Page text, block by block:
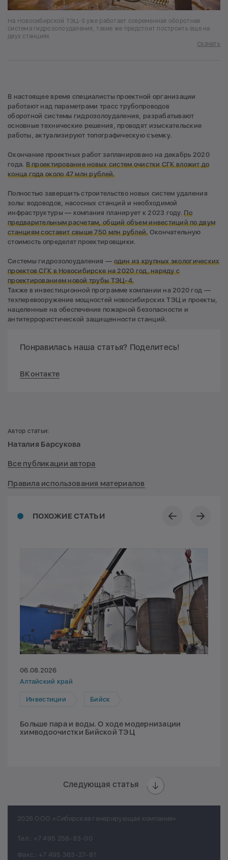
На Новосибирской ТЭЦ-5 уже работает современная оборотная
система гидрозолоудаления, такие же предстоит построить еще на
двух станциях
Скачать
В настоящее время специалисты проектной организации
работают над параметрами трасс трубопроводов
оборотной системы гидрозолоудаления, разрабатывают
основные технические решения, проводят изыскательские
работы, актуализируют топографическую съемку.
Окончание проектных работ запланировано на декабрь 2020
года. В проектирование новых систем очистки СГК вложит до
конца года около 47 млн рублей.
Полностью завершить строительство новых систем удаления
золы: водоводов, насосных станций и необходимой
инфраструктуры — компания планирует к 2023 году.По
предварительным расчетам, общий объем инвестиций по двум
станциям составит свыше 750 млн рублей.Окончательную
стоимость определят проектировщики.
Системы гидрозолоудаления — один из крупных экологических
проектов СГК в Новосибирске на 2020 год, наряду с
проектированием новой трубы ТЭЦ-4.
Также в инвестиционной программе компании на 2020 год —
техперевооружение мощностей новосибирских ТЭЦ и проекты,
нацеленные на обеспечение пожарной безопасности и
антитеррористической защищенности станций.
Понравилась наша статья? Поделитесь!
ВКонтакте
ПОХОЖИЕ СТАТЬИ
06.08.2026
Алтайский край
Инвестиции Бийск
Больше пара и воды. О ходе модернизации
химводоочистки Бийской ТЭЦ
Следующая статья
Автор статьи:
Наталия Барсукова
Все публикации автора
Правила использования материалов
2026 ООО «Сибирская генерирующая компания»
Тел.: +7 495 258-83-00
Факс.: +7 495 363-27-81